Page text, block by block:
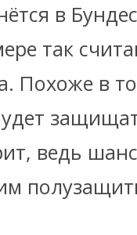
в
так
Похоже в
ведь